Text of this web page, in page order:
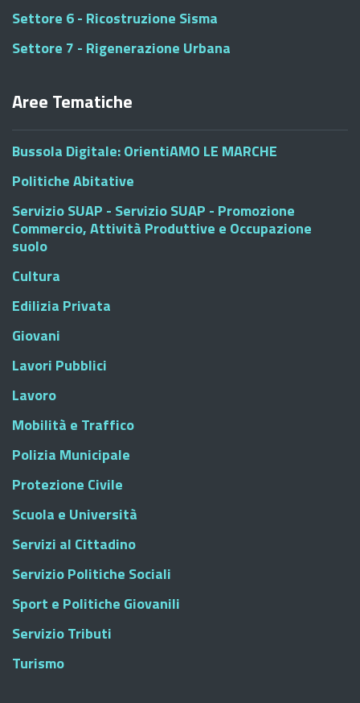
Settore 6 - Ricostruzione Sisma
Settore 7 - Rigenerazione Urbana
Aree Tematiche
Bussola Digitale: OrientiAMO LE MARCHE
Politiche Abitative
Servizio SUAP - Servizio SUAP - Promozione
Commercio, Attività Produttive e Occupazione
suolo
Cultura
Edilizia Privata
Giovani
Lavori Pubblici
Lavoro
Mobilità e Traffico
Polizia Municipale
Protezione Civile
Scuola e Università
Servizi al Cittadino
Servizio Politiche Sociali
Sport e Politiche Giovanili
Servizio Tributi
Turismo